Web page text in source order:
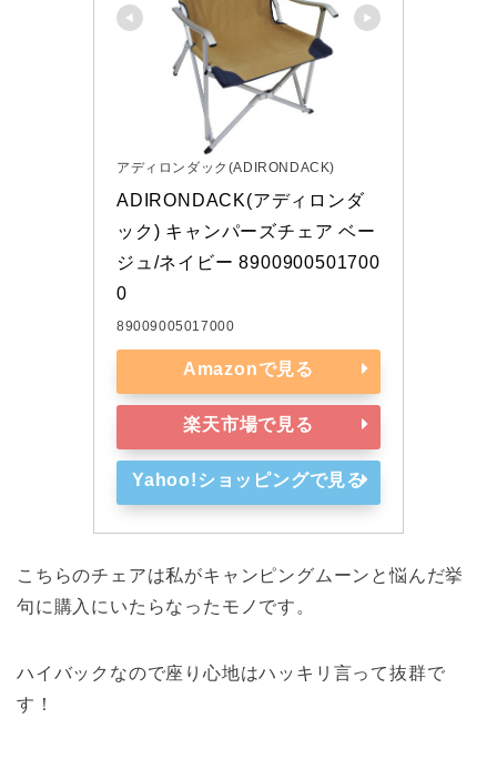
アディロンダック(ADIRONDACK)
ADIRONDACK(アディロンダ
ック) キャンパーズチェア ベー
ジュ/ネイビー 8900900501700
0
89009005017000
Amazonで見る
楽天市場で見る
Yahoo!ショッピングで見る
こちらのチェアは私がキャンピングムーンと悩んだ挙
句に購入にいたらなったモノです。
ハイバックなので座り心地はハッキリ言って抜群で
す！